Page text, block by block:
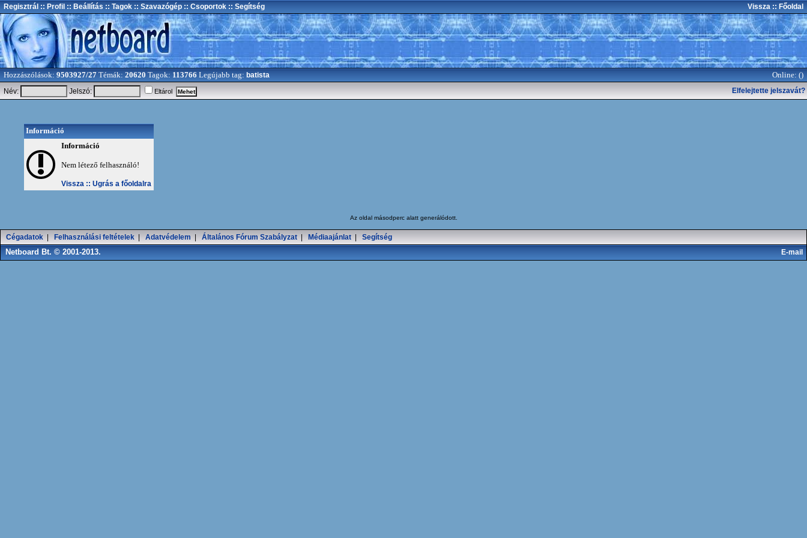
Regisztrál :: Profil :: Beállítás :: Tagok :: Szavazógép :: Csoportok :: Segítség Vissza :: Főoldal
Hozzászólások: 9503927/27 Témák: 20620 Tagok: 113766 Legújabb tag: batista Online: ()
Név: Jelszó: Eltárol Elfelejtette jelszavát?
Információ
Információ
Nem létező felhasználó!
Vissza :: Ugrás a főoldalra
Az oldal másodperc alatt generálódott.
Cégadatok Felhasználási feltételek Adatvédelem Általános Fórum Szabályzat Médiaajánlat Segítség
Netboard Bt. © 2001-2013. E-mail